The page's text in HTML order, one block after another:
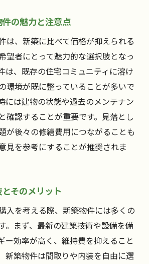
の魅力と注意点
は、新築に比べて価格が抑えられる
望者にとって魅力的な選択肢となっ
は、既存の住宅コミュニティに溶け
環境が既に整っていることが多いで
には建物の状態や過去のメンテナン
確認することが重要です。見落とし
が後々の修繕費用につながることも
見を参考にすることが推奨されま
そのメリット
入を考える際、新築物件には多くの
。まず、最新の建築技術や設備を備
ー効率が高く、維持費を抑えること
新築物件は間取りや内装を自由に選